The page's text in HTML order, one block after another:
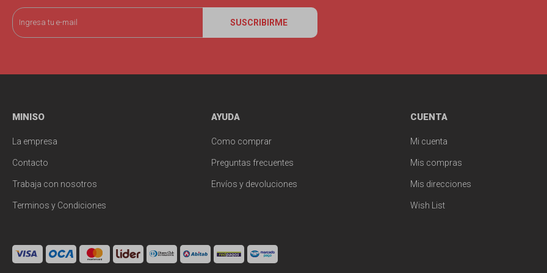
SUSCRIBIRME
MINISO
La empresa
Contacto
Trabaja con nosotros
Terminos y Condiciones
AYUDA
Como comprar
Preguntas frecuentes
Envíos y devoluciones
CUENTA
Mi cuenta
Mis compras
Mis direcciones
Wish List